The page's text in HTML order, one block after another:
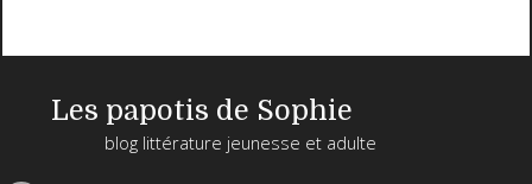
Les papotis de Sophie
blog littérature jeunesse et adulte